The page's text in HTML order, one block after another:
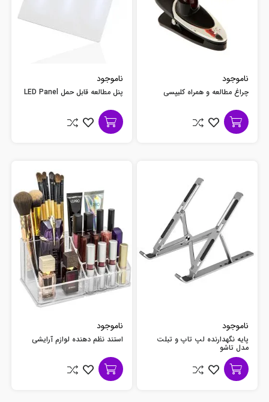
ناموجود
چراغ مطالعه و همراه کلیپسی
ناموجود
پنل مطالعه قابل حمل LED Panel
ناموجود
پایه نگهدارنده لپ تاپ و تبلت
مدل تاشو
ناموجود
استند نظم دهنده لوازم آرایشی